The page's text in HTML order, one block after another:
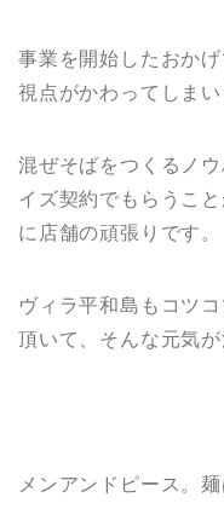
事業を開始したおか
視点がかわってしまい
混ぜそばをつくるノ
イズ契約でもらうこ
に店舗の頑張りです。
ヴィラ平和島もコツ
頂いて、そんな元気が
メンアンドピース。麺